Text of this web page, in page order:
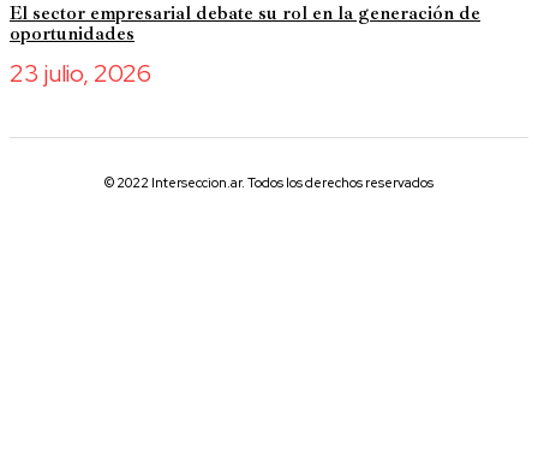
El sector empresarial debate su rol en la generación de
oportunidades
23 julio, 2026
© 2022 Interseccion.ar. Todos los derechos reservados